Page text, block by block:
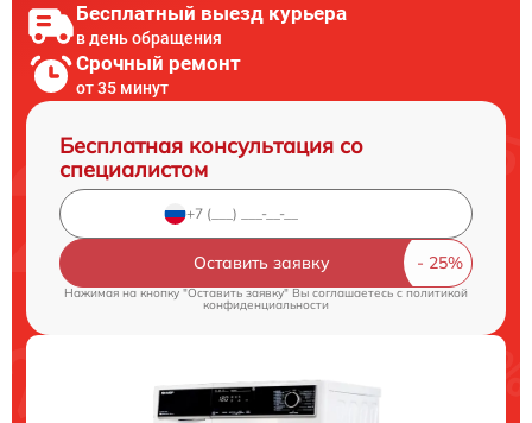
Бесплатный выезд курьера
в день обращения
Срочный ремонт
от 35 минут
Бесплатная консультация со
специалистом
Оставить заявку
Нажимая на кнопку "Оставить заявку" Вы соглашаетесь cполитикой
конфиденциальности